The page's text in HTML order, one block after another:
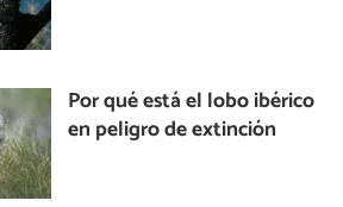
Por qué está el lobo ibérico
en peligro de extinción